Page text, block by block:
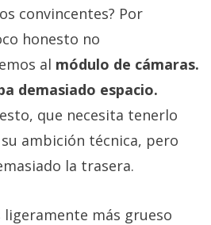
convincentes? Por
honesto no
al módulo de cámaras.
demasiado espacio.
que necesita tenerlo
ambición técnica, pero
la trasera.
ligeramente más grueso